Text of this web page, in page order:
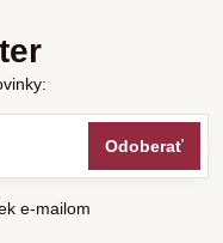
Odoberať
e-mailom